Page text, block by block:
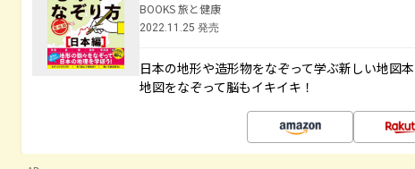
BOOKS 旅と健康
2022.11.25 発売
日本の地形や造形物をなぞって学ぶ新しい地図
地図をなぞって脳もイキイキ！